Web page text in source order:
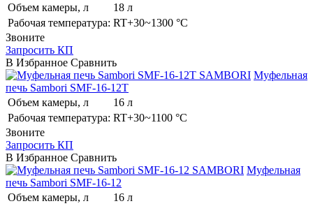
Объем камеры, л
18 л
Рабочая температура: RT+30~1300 °C
Звоните
Запросить КП
В Избранное Сравнить
SAMBORI Муфельная
печь Sambori SMF-16-12T
Объем камеры, л
16 л
Рабочая температура: RT+30~1100 °C
Звоните
Запросить КП
В Избранное Сравнить
SAMBORI Муфельная
печь Sambori SMF-16-12
Объем камеры, л
16 л